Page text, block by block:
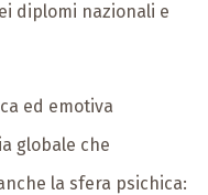
diplomi nazionali e
ed emotiva
globale che
la sfera psichica: